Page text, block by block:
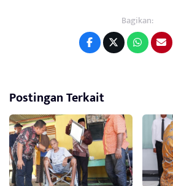
Bagikan:
Postingan Terkait